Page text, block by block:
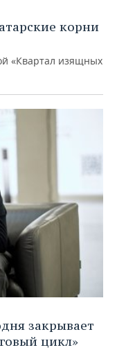
корни
«Квартал изящных
закрывает
цикл»